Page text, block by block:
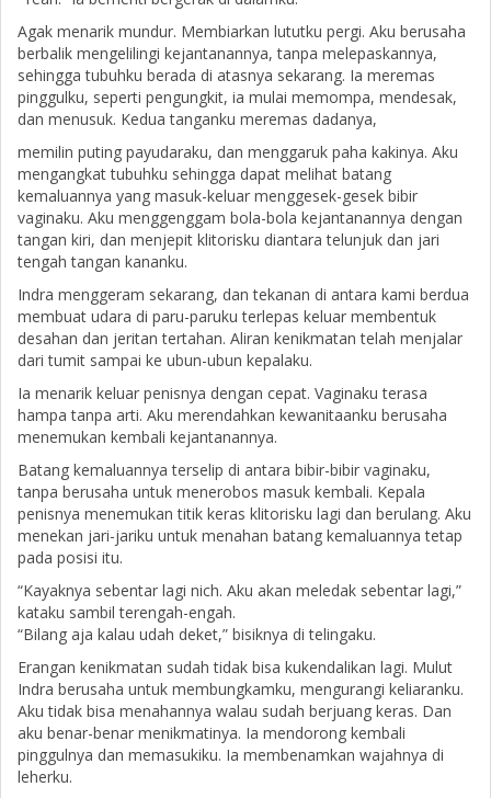
Agak menarik mundur. Membiarkan lututku pergi. Aku berusaha
berbalik mengelilingi kejantanannya, tanpa melepaskannya,
sehingga tubuhku berada di atasnya sekarang. Ia meremas
pinggulku, seperti pengungkit, ia mulai memompa, mendesak,
dan menusuk. Kedua tanganku meremas dadanya,
memilin puting payudaraku, dan menggaruk paha kakinya. Aku
mengangkat tubuhku sehingga dapat melihat batang
kemaluannya yang masuk-keluar menggesek-gesek bibir
vaginaku. Aku menggenggam bola-bola kejantanannya dengan
tangan kiri, dan menjepit klitorisku diantara telunjuk dan jari
tengah tangan kananku.
Indra menggeram sekarang, dan tekanan di antara kami berdua
membuat udara di paru-paruku terlepas keluar membentuk
desahan dan jeritan tertahan. Aliran kenikmatan telah menjalar
dari tumit sampai ke ubun-ubun kepalaku.
Ia menarik keluar penisnya dengan cepat. Vaginaku terasa
hampa tanpa arti. Aku merendahkan kewanitaanku berusaha
menemukan kembali kejantanannya.
Batang kemaluannya terselip di antara bibir-bibir vaginaku,
tanpa berusaha untuk menerobos masuk kembali. Kepala
penisnya menemukan titik keras klitorisku lagi dan berulang. Aku
menekan jari-jariku untuk menahan batang kemaluannya tetap
pada posisi itu.
“Kayaknya sebentar lagi nich. Aku akan meledak sebentar lagi,”
kataku sambil terengah-engah.
“Bilang aja kalau udah deket,” bisiknya di telingaku.
Erangan kenikmatan sudah tidak bisa kukendalikan lagi. Mulut
Indra berusaha untuk membungkamku, mengurangi keliaranku.
Aku tidak bisa menahannya walau sudah berjuang keras. Dan
aku benar-benar menikmatinya. Ia mendorong kembali
pinggulnya dan memasukiku. Ia membenamkan wajahnya di
leherku.